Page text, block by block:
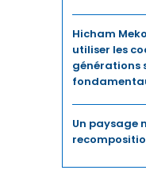
ECONOMIE BLEUE
EDUCATION
ÉDUCATION /
Hicham
utiliser les
générations
Un paysage